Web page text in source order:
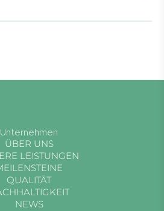
Unternehmen
ÜBER UNS
LEISTUNGEN
QUALITÄT
NEWS